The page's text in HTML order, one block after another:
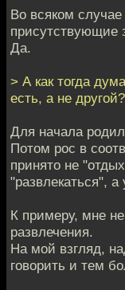
Во всяком
присутствующие
Да.
> А как тогда
есть, а не другой?
Для начала
Потом рос в
принято не
"развлекаться",
К примеру, мне
развлечения.
На мой взгляд,
говорить и тем